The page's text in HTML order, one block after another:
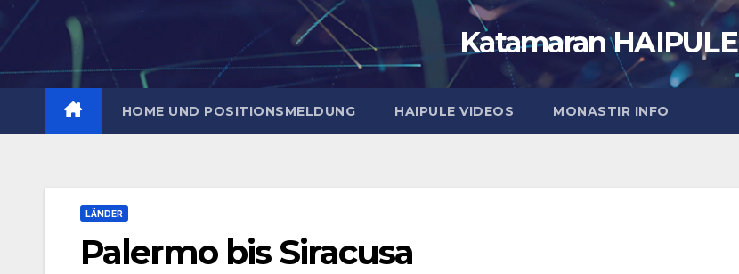
Zum
Inhalt
springen
Katamaran HAIPULE
HOME UND POSITIONSMELDUNG HAIPULE VIDEOS MONASTIR INFO
LÄNDER
Palermo bis Siracusa